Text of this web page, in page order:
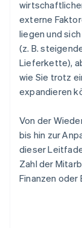
externe
liegen und
(z. B.
Lieferkette),
wie Sie trotz
expandieren
Von der
bis hin zur
dieser
Zahl der
Finanzen oder